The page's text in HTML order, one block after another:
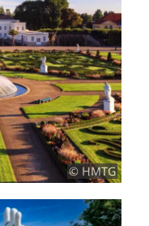
© HMTG